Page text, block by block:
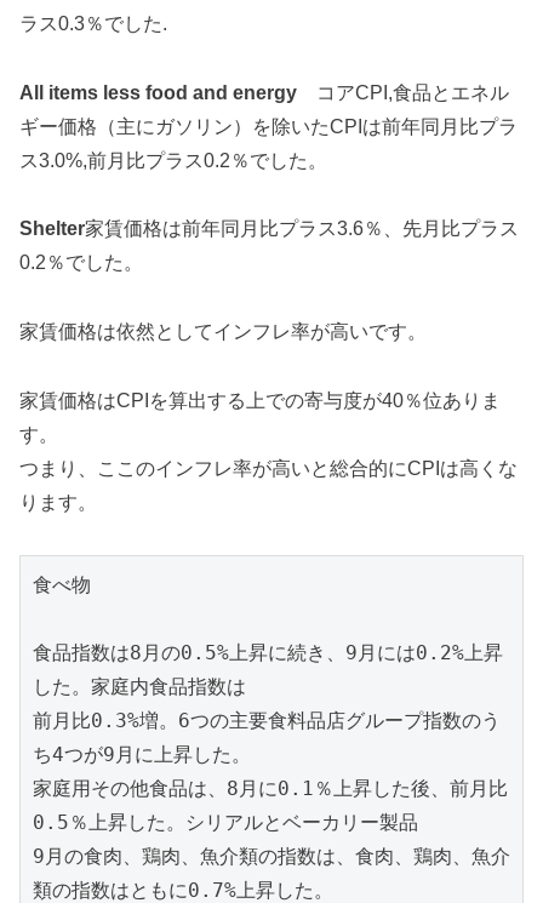
ラス0.3％でした.
All items less food and energy コアCPI,食品とエネル
ギー価格（主にガソリン）を除いたCPIは前年同月比プラ
ス3.0%,前月比プラス0.2％でした。
Shelter家賃価格は前年同月比プラス3.6％、先月比プラス
0.2％でした。
家賃価格は依然としてインフレ率が高いです。
家賃価格はCPIを算出する上での寄与度が40％位ありま
す。
つまり、ここのインフレ率が高いと総合的にCPIは高くな
ります。
食べ物
食品指数は8月の0.5%上昇に続き、9月には0.2%上昇
した。家庭内食品指数は
前月比0.3%増。6つの主要食料品店グループ指数のう
ち4つが9月に上昇した。
家庭用その他食品は、8月に0.1％上昇した後、前月比
0.5％上昇した。シリアルとベーカリー製品
9月の食肉、鶏肉、魚介類の指数は、食肉、鶏肉、魚介
類の指数はともに0.7%上昇した。